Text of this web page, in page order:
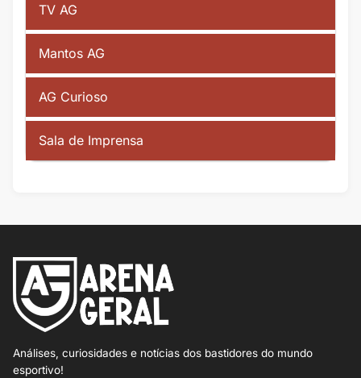
TV AG
Mantos AG
AG Curioso
Sala de Imprensa
Análises, curiosidades e notícias dos bastidores do mundo
esportivo!